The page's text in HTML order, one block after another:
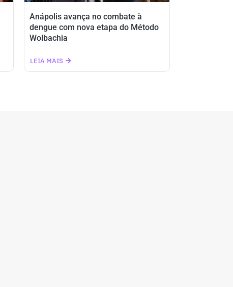
Anápolis avança no combate à
dengue com nova etapa do Método
Wolbachia
LEIA MAIS